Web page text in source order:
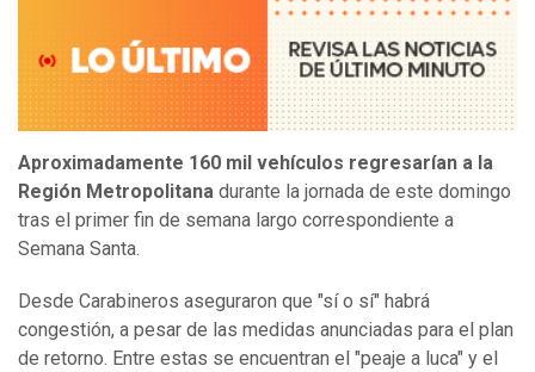
Aproximadamente 160 mil vehículos regresarían a la
Región Metropolitana durante la jornada de este domingo
tras el primer fin de semana largo correspondiente a
Semana Santa.
Desde Carabineros aseguraron que "sí o sí" habrá
congestión, a pesar de las medidas anunciadas para el plan
de retorno. Entre estas se encuentran el "peaje a luca" y el